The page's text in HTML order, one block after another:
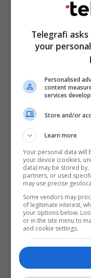
Telegrafi
your
Personalised
content
services
Store and/or
Learn more
Your personal data will
your device (cookies,
data) may be stored
partners, or used
may use precise
Some vendors may
of legitimate interest,
your options below.
or in the site menu to
and cookie settings.